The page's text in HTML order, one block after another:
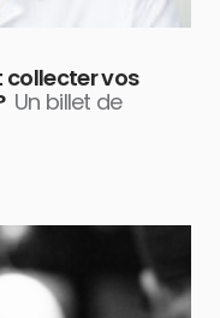
vos
Un billet de